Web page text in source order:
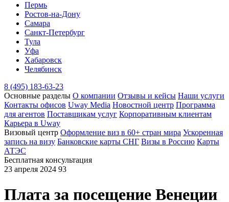
Пермь
Ростов-на-Дону
Самара
Санкт-Петербург
Тула
Уфа
Хабаровск
Челябинск
8 (495) 183-63-23
Основные разделы О компании Отзывы и кейсы Наши услуги
Контакты офисов Uway Media Новостной центр Программа
для агентов Поставщикам услуг Корпоративным клиентам
Карьера в Uway
Визовый центр Оформление виз в 60+ стран мира Ускоренная
запись на визу Банковские карты СНГ Визы в Россию Карты
АТЭС
Бесплатная консультация
23 апреля 2024 93
Плата за посещение Венеции